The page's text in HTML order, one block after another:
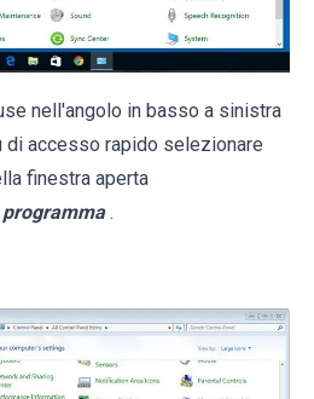
nell'angolo in basso a sinistra
di accesso rapido selezionare
finestra aperta
.